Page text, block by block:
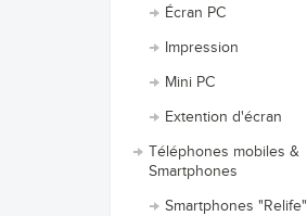
Écran PC
Impression
Mini PC
Extention d'écran
Téléphones mobiles &
Smartphones
Smartphones "Relife"